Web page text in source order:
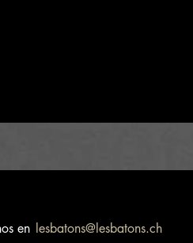
en lesbatons@lesbatons.ch